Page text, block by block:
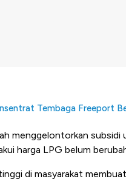
Tembaga Freeport
menggelontorkan
harga LPG belum
di masyarakat